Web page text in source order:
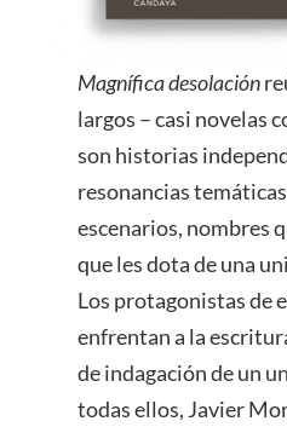
Magnífica desolación
largos – casi novelas
son historias
resonancias
escenarios, nombres
que les dota de una
Los protagonistas de
enfrentan a la
de indagación de un
todas ellos, Javier